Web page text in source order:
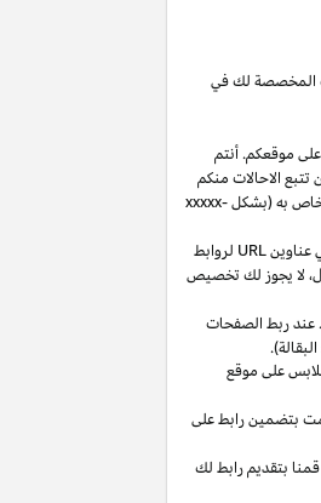
المخصصة لك في
موقعكم. أنتم
الاحالات منكم
به (بشكلxxxxx-
عناوينURL لروابط
لا يجوز لك تخصيص
عند ربط الصفحات
على موقع
بتضمينرابطعلى
بتقديم رابط لك